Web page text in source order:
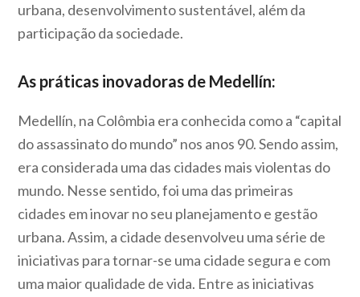
urbana, desenvolvimento sustentável, além da
participação da sociedade.
As práticas inovadoras de Medellín:
Medellín, na Colômbia era conhecida como a “capital
do assassinato do mundo” nos anos 90. Sendo assim,
era considerada uma das cidades mais violentas do
mundo. Nesse sentido, foi uma das primeiras
cidades em inovar no seu planejamento e gestão
urbana. Assim, a cidade desenvolveu uma série de
iniciativas para tornar-se uma cidade segura e com
uma maior qualidade de vida. Entre as iniciativas